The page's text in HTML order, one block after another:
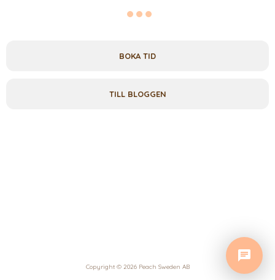
BOKA TID
TILL BLOGGEN
Copyright © 2026 Peach Sweden AB